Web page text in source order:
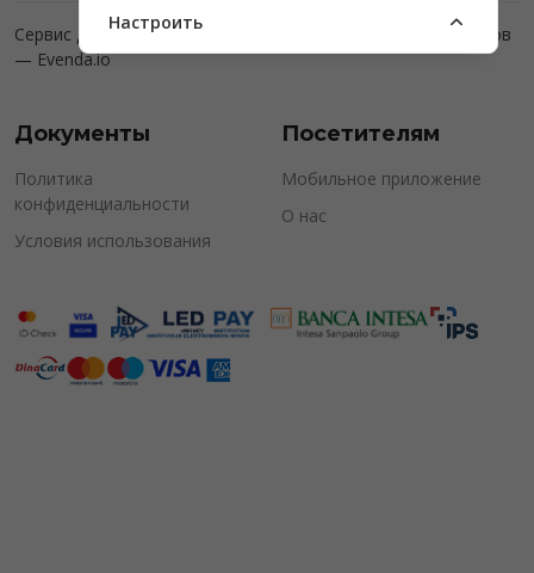
Сервис для организаторов мероприятий и продажи билетов
— Evenda.io
Документы
Политика
конфиденциальности
Условия использования
Посетителям
Мобильное приложение
О нас
Настроить